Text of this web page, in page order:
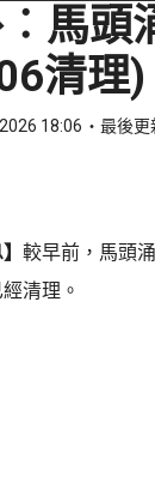
馬頭
清理)
18:06 最後更
較早前，馬頭
清理。